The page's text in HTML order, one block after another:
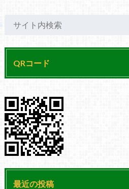
QRコード
最近の投稿